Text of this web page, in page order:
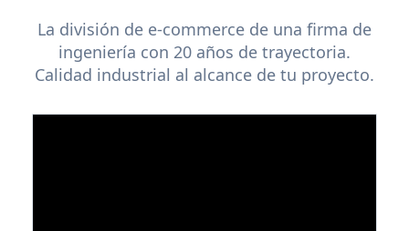
La división de e-commerce de una firma de
ingeniería con 20 años de trayectoria.
Calidad industrial al alcance de tu proyecto.